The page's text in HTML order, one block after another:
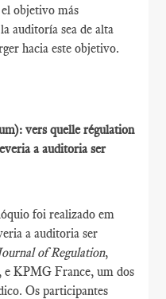
objetivo más
auditoría sea de alta
hacia este objetivo.
vers quelle régulation
a auditoria ser
foi realizado em
a auditoria ser
of Regulation,
e KPMG France, um dos
Os participantes